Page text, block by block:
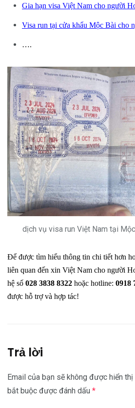
Gia hạn visa Việt Nam cho người
Visa run tại cửa khẩu Mộc Bài cho
….
dịch vụ visa run Việt Nam tại
Để được tìm hiểu thông tin chi tiết hơn
liên quan đến xin Việt Nam cho người
hệ số 028 3838 8322 hoặc hotline: 0918
được hỗ trợ và hợp tác!
Trả lời
Email của bạn sẽ không được hiển thị
bắt buộc được đánh dấu *